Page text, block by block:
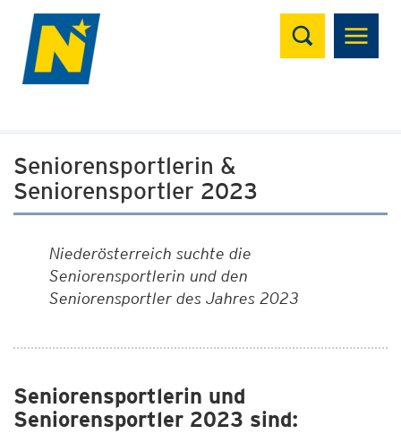
Suchen
Seniorensportlerin &
Seniorensportler 2023
Niederösterreich suchte die
Seniorensportlerin und den
Seniorensportler des Jahres 2023
Seniorensportlerin und
Seniorensportler 2023 sind: